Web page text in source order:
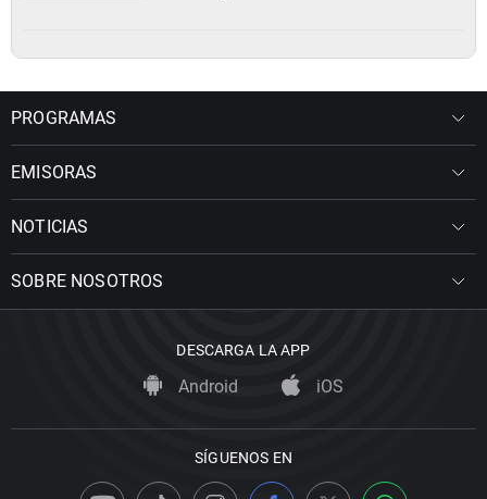
PROGRAMAS
EMISORAS
NOTICIAS
SOBRE NOSOTROS
DESCARGA LA APP
Android iOS
SÍGUENOS EN